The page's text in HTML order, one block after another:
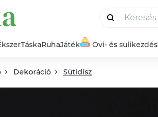
TáskaRuhaJáték Ovi- és sulikezdés
Dekoráció Sütidísz